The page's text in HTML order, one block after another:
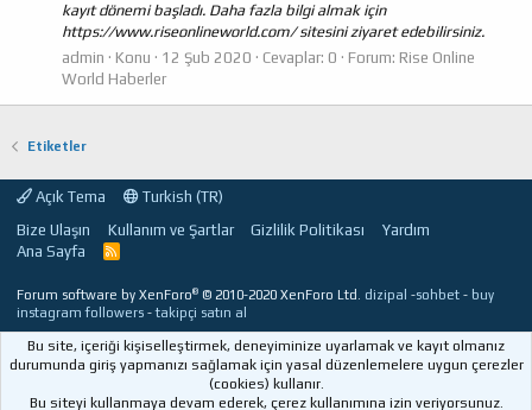
kayıt dönemi başladı. Daha fazla bilgi almak için
https://www.riseonlineworld.com/ sitesini ziyaret edebilirsiniz.
admin
Konu 12 Şub 2020 Cevaplar: 0 Forum: Rise Online
World Haberler
Etiketler
Açık Tema
Turkish (TR)
Bize Ulaşın
Kullanım ve Şartlar Gizlilik Politikası
Yardım
Ana Sayfa
R
Forum software by XenForo® © 2010-2020 XenForo Ltd. dizipal -sohbet - buy
instagram followers -takipçi satın al
Bu site, içeriği kişiselleştirmek, deneyiminize uyarlamak ve kayıt olmanız
durumunda giriş yapmanızı sağlamak için yasal düzenlemelere uygun çerezler
(cookies) kullanır.
Bu siteyi kullanmaya devam ederek, çerez kullanımına izin veriyorsunuz.